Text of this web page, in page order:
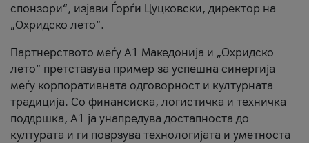
спонзори“, изјави Ѓорѓи Цуцковски, директор на
„Охридско лето“.
Партнерството меѓу A1 Македонија и „Охридско
лето“ претставува пример за успешна синергија
меѓу корпоративната одговорност и културната
традиција. Со финансиска, логистичка и техничка
поддршка, A1 ја унапредува достапноста до
културата и ги поврзува технологијата и уметноста